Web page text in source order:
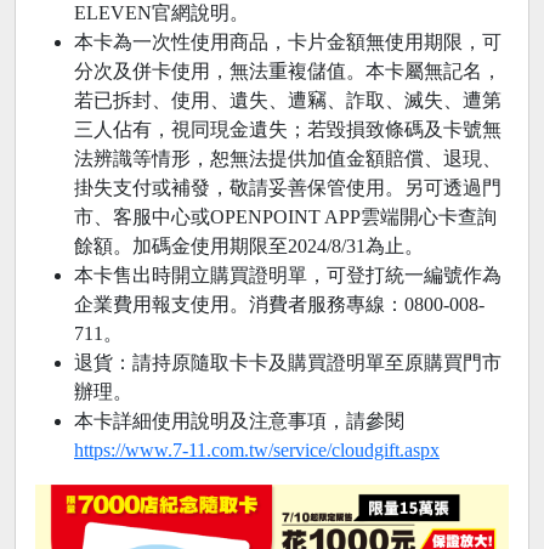
ELEVEN官網說明。
本卡為一次性使用商品，卡片金額無使用期限，可
分次及併卡使用，無法重複儲值。本卡屬無記名，
若已拆封、使用、遺失、遭竊、詐取、滅失、遭第
三人佔有，視同現金遺失；若毀損致條碼及卡號無
法辨識等情形，恕無法提供加值金額賠償、退現、
掛失支付或補發，敬請妥善保管使用。另可透過門
市、客服中心或OPENPOINT APP雲端開心卡查詢
餘額。加碼金使用期限至2024/8/31為止。
本卡售出時開立購買證明單，可登打統一編號作為
企業費用報支使用。消費者服務專線：0800-008-
711。
退貨：請持原隨取卡卡及購買證明單至原購買門市
辦理。
本卡詳細使用說明及注意事項，請參閱
https://www.7-11.com.tw/service/cloudgift.aspx